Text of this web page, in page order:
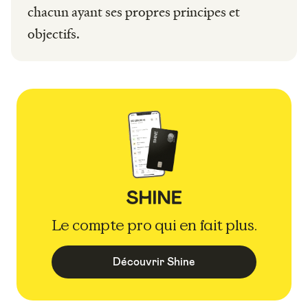
chacun ayant ses propres principes et
objectifs.
Le compte pro qui en fait plus.
Découvrir Shine